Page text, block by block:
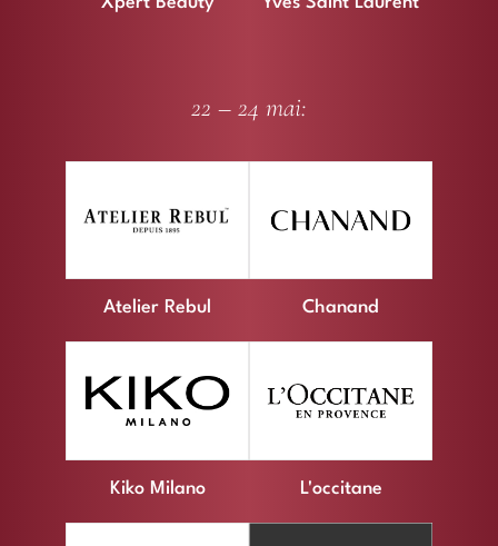
22 – 24 mai:
Atelier Rebul Chanand
Kiko Milano L'occitane